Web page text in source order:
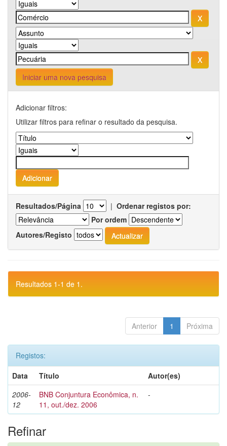
Iniciar uma nova pesquisa
Adicionar filtros:
Utilizar filtros para refinar o resultado da pesquisa.
Resultados/Página | Ordenar registos por:
Por ordem
Autores/Registo
Resultados 1-1 de 1.
Anterior 1 Próxima
Registos:
Data
Título
Autor(es)
2006-
12
BNB Conjuntura Econômica, n.
11, out./dez. 2006
-
Refinar